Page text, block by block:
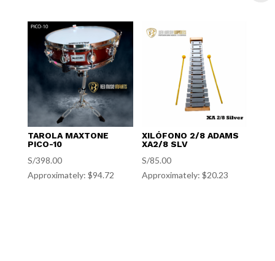
TAROLA MAXTONE
PICO-10
S/398.00
Approximately: $94.72
XILÓFONO 2/8 ADAMS
XA2/8 SLV
S/85.00
Approximately: $20.23